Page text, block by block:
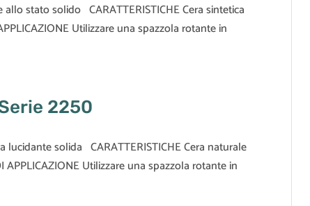
stato solido CARATTERISTICHE Cera sintetica
Utilizzare una spazzola rotante in
2250
lucidante solida CARATTERISTICHE Cera naturale
Utilizzare una spazzola rotante in